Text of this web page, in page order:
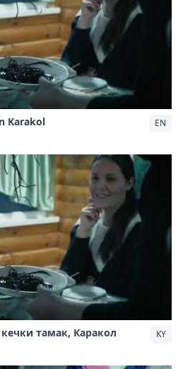
Karakol
EN
тамак, Каракол
KY